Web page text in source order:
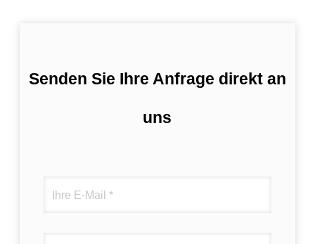
Senden Sie Ihre Anfrage direkt an
uns